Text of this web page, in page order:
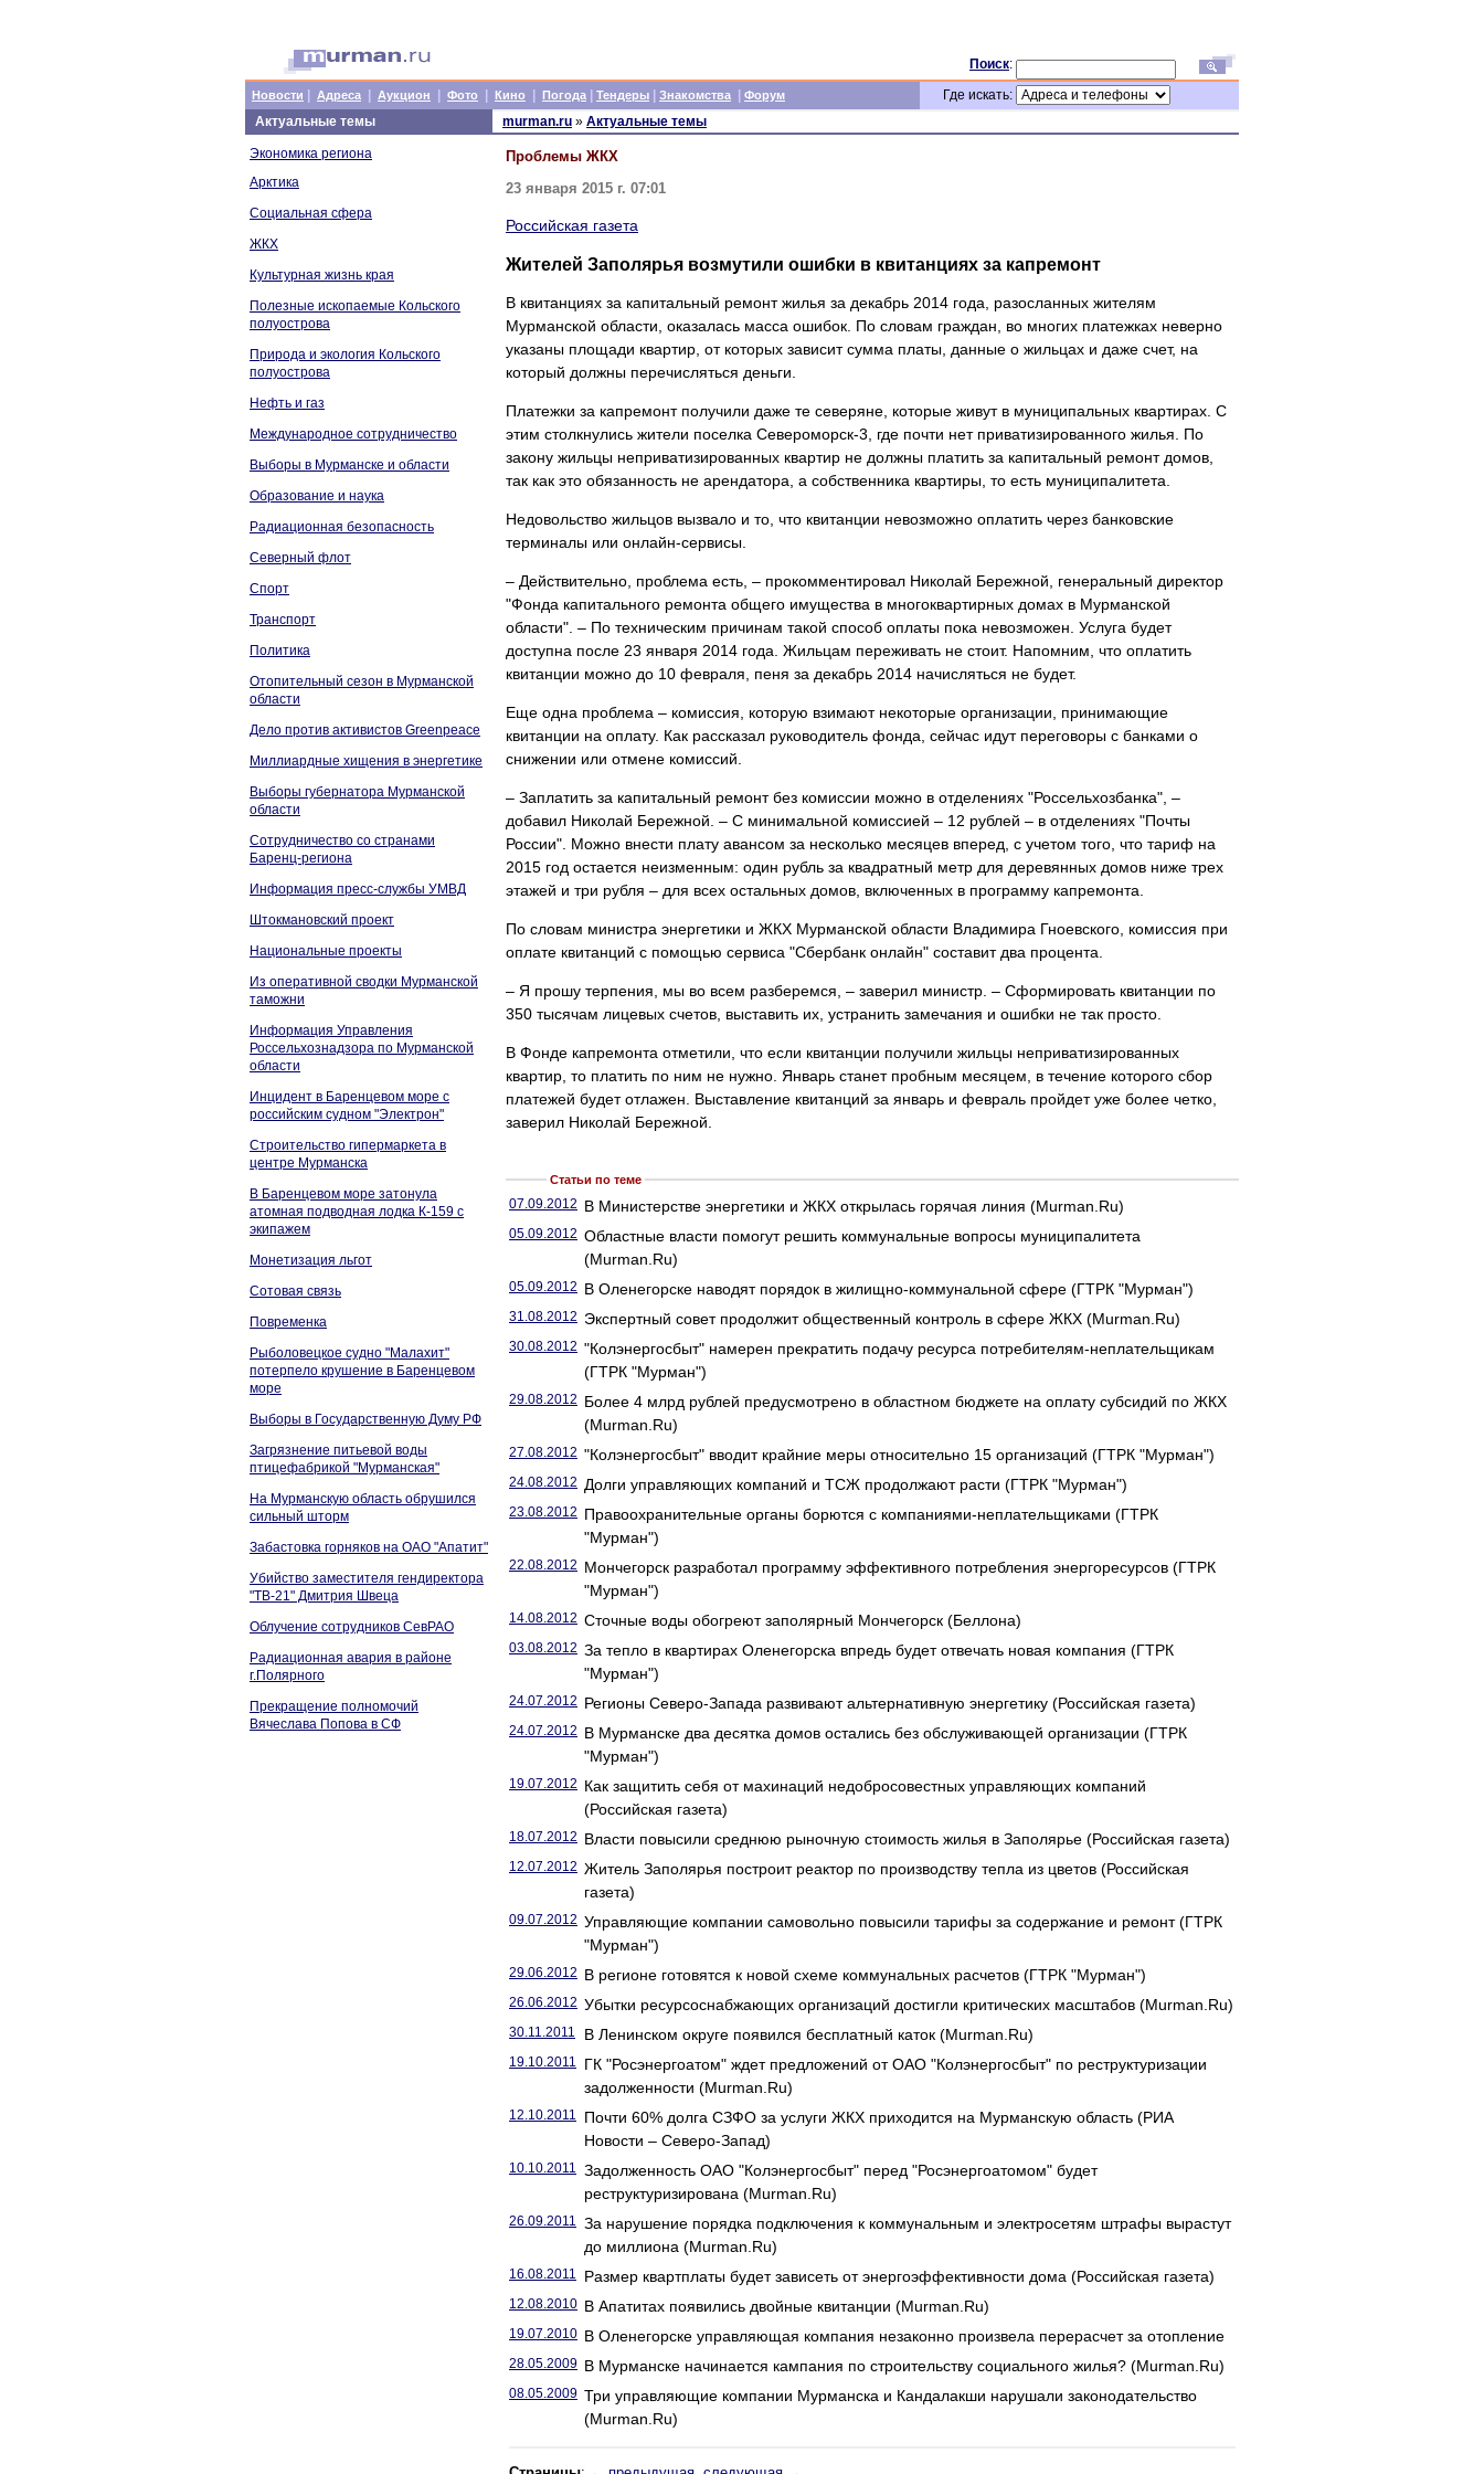
Поиск:
Новости Адреса Аукцион Фото Кино Погода Тендеры Знакомства Форум
Где искать:
Актуальные темы
Экономика региона
Арктика
Социальная сфера
ЖКХ
Культурная жизнь края
Полезные ископаемые Кольского
полуострова
Природа и экология Кольского
полуострова
Нефть и газ
Международное сотрудничество
Выборы в Мурманске и области
Образование и наука
Радиационная безопасность
Северный флот
Спорт
Транспорт
Политика
Отопительный сезон в Мурманской
области
Дело против активистов Greenpeace
Миллиардные хищения в энергетике
Выборы губернатора Мурманской
области
Сотрудничество со странами
Баренц-региона
Информация пресс-службы УМВД
Штокмановский проект
Национальные проекты
Из оперативной сводки Мурманской
таможни
Информация Управления
Россельхознадзора по Мурманской
области
Инцидент в Баренцевом море с
российским судном "Электрон"
Строительство гипермаркета в
центре Мурманска
В Баренцевом море затонула
атомная подводная лодка К-159 с
экипажем
Монетизация льгот
Сотовая связь
Повременка
Рыболовецкое судно "Малахит"
потерпело крушение в Баренцевом
море
Выборы в Государственную Думу РФ
Загрязнение питьевой воды
птицефабрикой "Мурманская"
На Мурманскую область обрушился
сильный шторм
Забастовка горняков на ОАО "Апатит"
Убийство заместителя гендиректора
"ТВ-21" Дмитрия Швеца
Облучение сотрудников СевРАО
Радиационная авария в районе
г.Полярного
Прекращение полномочий
Вячеслава Попова в СФ
murman.ru » Актуальные темы
Проблемы ЖКХ
23 января 2015 г. 07:01
Российская газета
Жителей Заполярья возмутили ошибки в квитанциях за капремонт
В квитанциях за капитальный ремонт жилья за декабрь 2014 года, разосланных жителям
Мурманской области, оказалась масса ошибок. По словам граждан, во многих платежках неверно
указаны площади квартир, от которых зависит сумма платы, данные о жильцах и даже счет, на
который должны перечисляться деньги.
Платежки за капремонт получили даже те северяне, которые живут в муниципальных квартирах. С
этим столкнулись жители поселка Североморск-3, где почти нет приватизированного жилья. По
закону жильцы неприватизированных квартир не должны платить за капитальный ремонт домов,
так как это обязанность не арендатора, а собственника квартиры, то есть муниципалитета.
Недовольство жильцов вызвало и то, что квитанции невозможно оплатить через банковские
терминалы или онлайн-сервисы.
– Действительно, проблема есть, – прокомментировал Николай Бережной, генеральный директор
"Фонда капитального ремонта общего имущества в многоквартирных домах в Мурманской
области". – По техническим причинам такой способ оплаты пока невозможен. Услуга будет
доступна после 23 января 2014 года. Жильцам переживать не стоит. Напомним, что оплатить
квитанции можно до 10 февраля, пеня за декабрь 2014 начисляться не будет.
Еще одна проблема – комиссия, которую взимают некоторые организации, принимающие
квитанции на оплату. Как рассказал руководитель фонда, сейчас идут переговоры с банками о
снижении или отмене комиссий.
– Заплатить за капитальный ремонт без комиссии можно в отделениях "Россельхозбанка", –
добавил Николай Бережной. – С минимальной комиссией – 12 рублей – в отделениях "Почты
России". Можно внести плату авансом за несколько месяцев вперед, с учетом того, что тариф на
2015 год остается неизменным: один рубль за квадратный метр для деревянных домов ниже трех
этажей и три рубля – для всех остальных домов, включенных в программу капремонта.
По словам министра энергетики и ЖКХ Мурманской области Владимира Гноевского, комиссия при
оплате квитанций с помощью сервиса "Сбербанк онлайн" составит два процента.
– Я прошу терпения, мы во всем разберемся, – заверил министр. – Сформировать квитанции по
350 тысячам лицевых счетов, выставить их, устранить замечания и ошибки не так просто.
В Фонде капремонта отметили, что если квитанции получили жильцы неприватизированных
квартир, то платить по ним не нужно. Январь станет пробным месяцем, в течение которого сбор
платежей будет отлажен. Выставление квитанций за январь и февраль пройдет уже более четко,
заверил Николай Бережной.
Статьи по теме
07.09.2012 В Министерстве энергетики и ЖКХ открылась горячая линия (Murman.Ru)
05.09.2012 Областные власти помогут решить коммунальные вопросы муниципалитета
(Murman.Ru)
05.09.2012 В Оленегорске наводят порядок в жилищно-коммунальной сфере (ГТРК "Мурман")
31.08.2012 Экспертный совет продолжит общественный контроль в сфере ЖКХ (Murman.Ru)
30.08.2012 "Колэнергосбыт" намерен прекратить подачу ресурса потребителям-неплательщикам
(ГТРК "Мурман")
29.08.2012 Более 4 млрд рублей предусмотрено в областном бюджете на оплату субсидий по ЖКХ
(Murman.Ru)
27.08.2012 "Колэнергосбыт" вводит крайние меры относительно 15 организаций (ГТРК "Мурман")
24.08.2012 Долги управляющих компаний и ТСЖ продолжают расти (ГТРК "Мурман")
23.08.2012 Правоохранительные органы борются с компаниями-неплательщиками (ГТРК
"Мурман")
22.08.2012 Мончегорск разработал программу эффективного потребления энергоресурсов (ГТРК
"Мурман")
14.08.2012 Сточные воды обогреют заполярный Мончегорск (Беллона)
03.08.2012 За тепло в квартирах Оленегорска впредь будет отвечать новая компания (ГТРК
"Мурман")
24.07.2012 Регионы Северо-Запада развивают альтернативную энергетику (Российская газета)
24.07.2012 В Мурманске два десятка домов остались без обслуживающей организации (ГТРК
"Мурман")
19.07.2012 Как защитить себя от махинаций недобросовестных управляющих компаний
(Российская газета)
18.07.2012 Власти повысили среднюю рыночную стоимость жилья в Заполярье (Российская газета)
12.07.2012 Житель Заполярья построит реактор по производству тепла из цветов (Российская
газета)
09.07.2012 Управляющие компании самовольно повысили тарифы за содержание и ремонт (ГТРК
"Мурман")
29.06.2012 В регионе готовятся к новой схеме коммунальных расчетов (ГТРК "Мурман")
26.06.2012 Убытки ресурсоснабжающих организаций достигли критических масштабов (Murman.Ru)
30.11.2011 В Ленинском округе появился бесплатный каток (Murman.Ru)
19.10.2011
ГК "Росэнергоатом" ждет предложений от ОАО "Колэнергосбыт" по реструктуризации
задолженности (Murman.Ru)
12.10.2011
Почти 60% долга СЗФО за услуги ЖКХ приходится на Мурманскую область (РИА
Новости – Северо-Запад)
10.10.2011 Задолженность ОАО "Колэнергосбыт" перед "Росэнергоатомом" будет
реструктуризирована (Murman.Ru)
26.09.2011 За нарушение порядка подключения к коммунальным и электросетям штрафы вырастут
до миллиона (Murman.Ru)
16.08.2011 Размер квартплаты будет зависеть от энергоэффективности дома (Российская газета)
12.08.2010 В Апатитах появились двойные квитанции (Murman.Ru)
19.07.2010 В Оленегорске управляющая компания незаконно произвела перерасчет за отопление
28.05.2009 В Мурманске начинается кампания по строительству социального жилья? (Murman.Ru)
08.05.2009 Три управляющие компании Мурманска и Кандалакши нарушали законодательство
(Murman.Ru)